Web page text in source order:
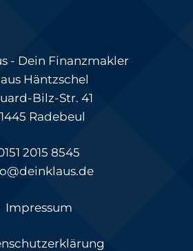
- Dein Finanzmakler
Häntzschel
Bilz-Str. 41
Radebeul
2015 8545
Impressum